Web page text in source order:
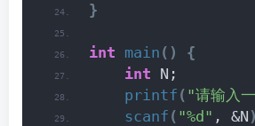
}
int main ()
{
int N;
printf ( "请输入
scanf ( "%d" , &N )